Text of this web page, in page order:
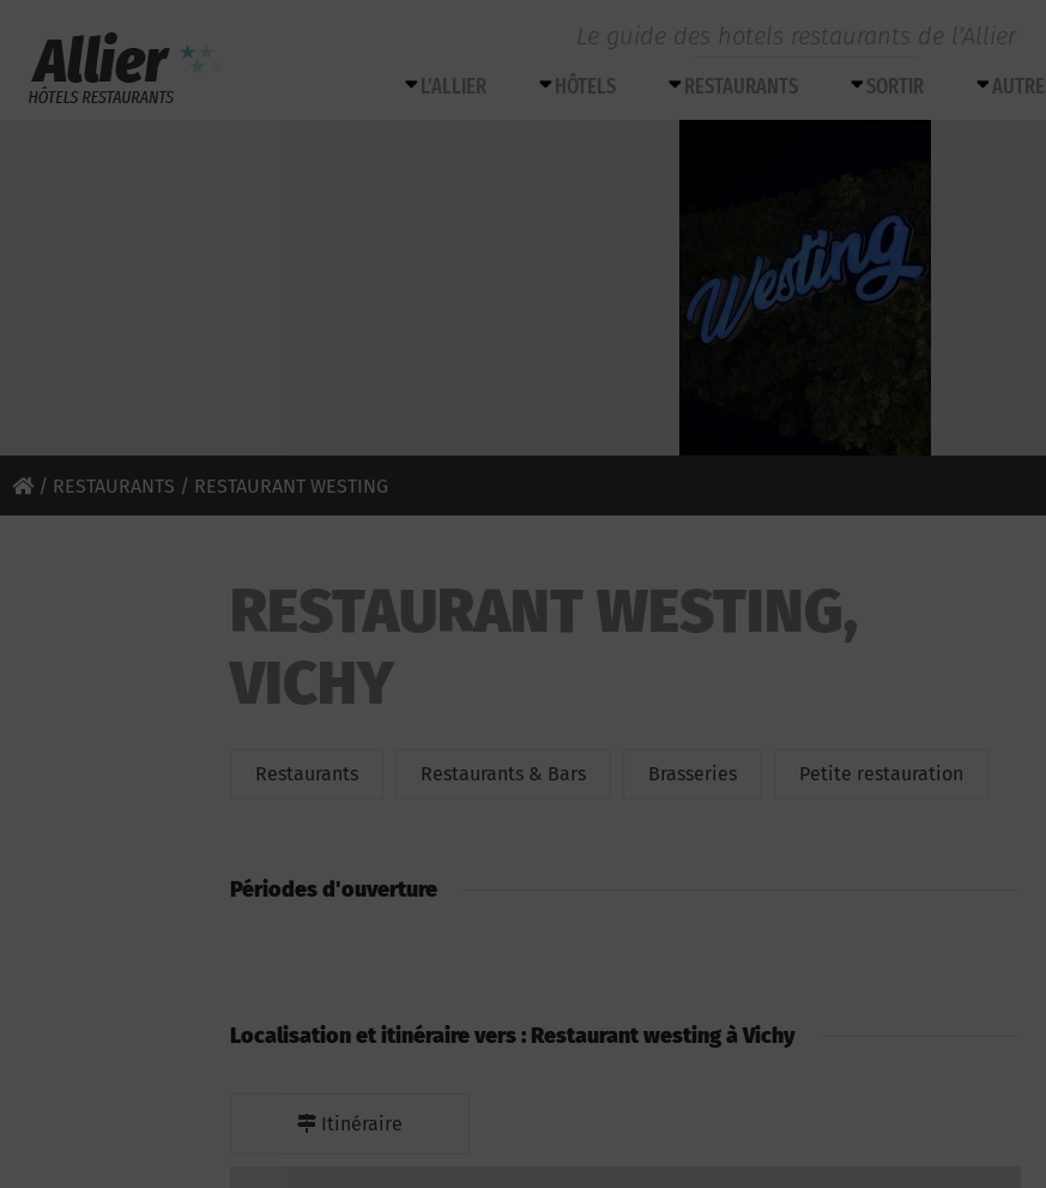
Le guide des hotels restaurants de l’Allier
L’ALLIER HÔTELS RESTAURANTS SORTIR
/ RESTAURANTS / RESTAURANT WESTING
RESTAURANT WESTING,
VICHY
Restaurants Restaurants & Bars Brasseries Petite restauration
Périodes d'ouverture
Localisation et itinéraire vers : Restaurant westing à Vichy
Itinéraire